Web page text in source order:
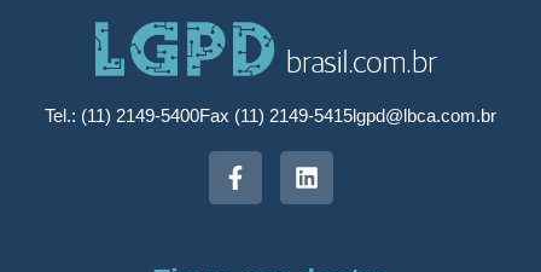
Tel.: (11) 2149-5400Fax (11) 2149-5415lgpd@lbca.com.br